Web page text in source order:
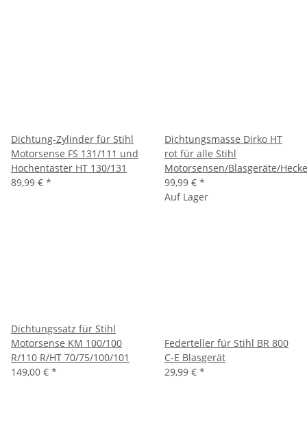
Dichtung-Zylinder für Stihl
Motorsense FS 131/111 und
Hochentaster HT 130/131
89,99 € *
Dichtungsmasse Dirko HT
rot für alle Stihl
Motorsensen/Blasgeräte/
99,99 € *
Dichtungssatz für Stihl
Motorsense KM 100/100
R/110 R/HT 70/75/100/101
149,00 € *
Auf Lager
Federteller für Stihl BR 800
C-E Blasgerät
29,99 € *